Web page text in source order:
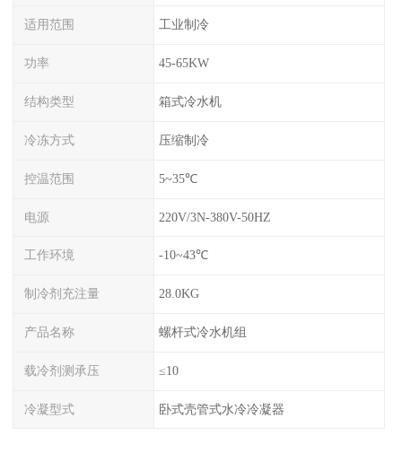
适用范围 工业制冷
功率 45-65KW
结构类型 箱式冷水机
冷冻方式 压缩制冷
控温范围 5~35℃
电源 220V/3N-380V-50HZ
工作环境 -10~43℃
制冷剂充注量 28.0KG
产品名称 螺杆式冷水机组
载冷剂测承压 ≤10
冷凝型式 卧式壳管式水冷冷凝器